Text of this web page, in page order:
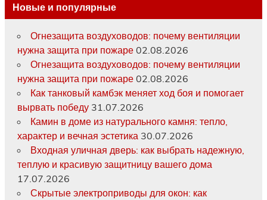
Новые и популярные
Огнезащита воздуховодов: почему вентиляции
нужна защита при пожаре 02.08.2026
Огнезащита воздуховодов: почему вентиляции
нужна защита при пожаре 02.08.2026
Как танковый камбэк меняет ход боя и помогает
вырвать победу 31.07.2026
Камин в доме из натурального камня: тепло,
характер и вечная эстетика 30.07.2026
Входная уличная дверь: как выбрать надежную,
теплую и красивую защитницу вашего дома
17.07.2026
Скрытые электроприводы для окон: как